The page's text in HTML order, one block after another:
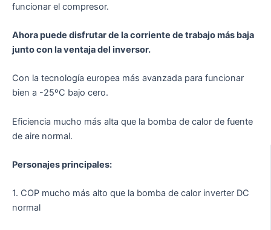
funcionar el compresor.
Ahora puede disfrutar de la corriente de trabajo más baja
junto con la ventaja del inversor.
Con la tecnología europea más avanzada para funcionar
bien a -25ºC bajo cero.
Eficiencia mucho más alta que la bomba de calor de fuente
de aire normal.
Personajes principales:
1. COP mucho más alto que la bomba de calor inverter DC
normal